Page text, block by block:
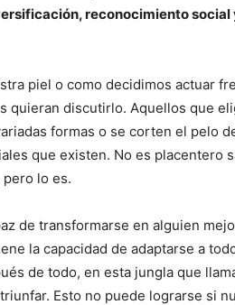
reconocimiento
piel o como decidimos actuar
quieran discutirlo. Aquellos que
formas o se corten el pelo
que existen. No es placentero
lo es.
de transformarse en alguien
la capacidad de adaptarse a
de todo, en esta jungla que
Esto no puede lograrse si